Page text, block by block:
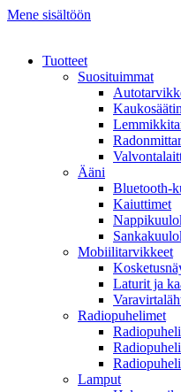
Mene sisältöön
Tuotteet
Suosituimmat
Ääni
Bluetooth-
Kaiuttimet
Mobiilitarvikkeet
Laturit ja
Radiopuhelimet
Lamput